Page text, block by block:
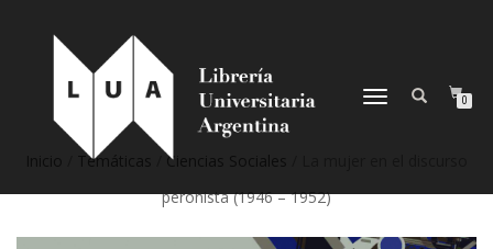
NAVEGACIÓN
0
Temáticas Ciencias Sociales
peronista (1946 – 1952)